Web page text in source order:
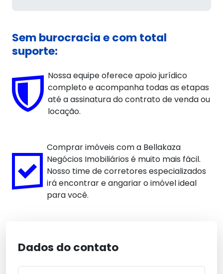
Sem burocracia e com total
suporte:
Nossa equipe oferece apoio jurídico
completo e acompanha todas as etapas
até a assinatura do contrato de venda ou
locação.
Comprar imóveis com a Bellakaza
Negócios Imobiliários é muito mais fácil.
Nosso time de corretores especializados
irá encontrar e angariar o imóvel ideal
para você.
Dados do contato